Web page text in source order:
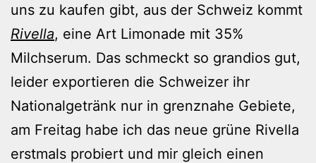
uns zu kaufen gibt, aus der Schweiz kommt
Rivella, eine Art Limonade mit 35%
Milchserum. Das schmeckt so grandios gut,
leider exportieren die Schweizer ihr
Nationalgetränk nur in grenznahe Gebiete,
am Freitag habe ich das neue grüne Rivella
erstmals probiert und mir gleich einen